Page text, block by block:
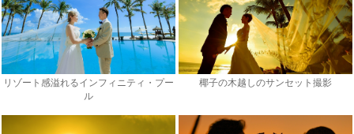
リゾート感溢れるインフィニティ・プー
ル
椰子の木越しのサンセット撮影